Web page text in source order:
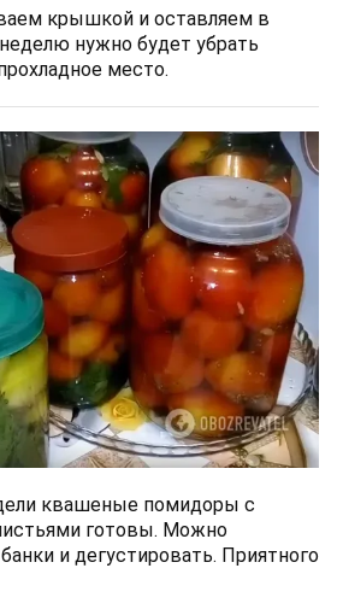
крышкой и оставляем в
нужно будет убрать
место.
квашеные помидоры с
готовы. Можно
и дегустировать. Приятного